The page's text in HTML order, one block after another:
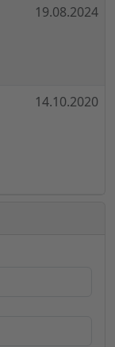
19.08.2024
14.10.2020